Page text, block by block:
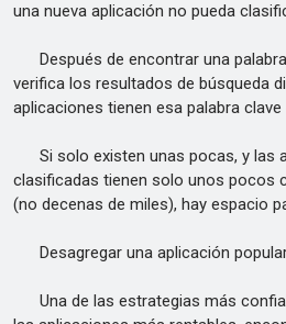
una nueva aplicación no pueda
Después de encontrar una
verifica los resultados de búsqueda
aplicaciones tienen esa palabra
Si solo existen unas pocas, y las
clasificadas tienen solo unos pocos
(no decenas de miles), hay espacio
Desagregar una aplicación
Una de las estrategias más